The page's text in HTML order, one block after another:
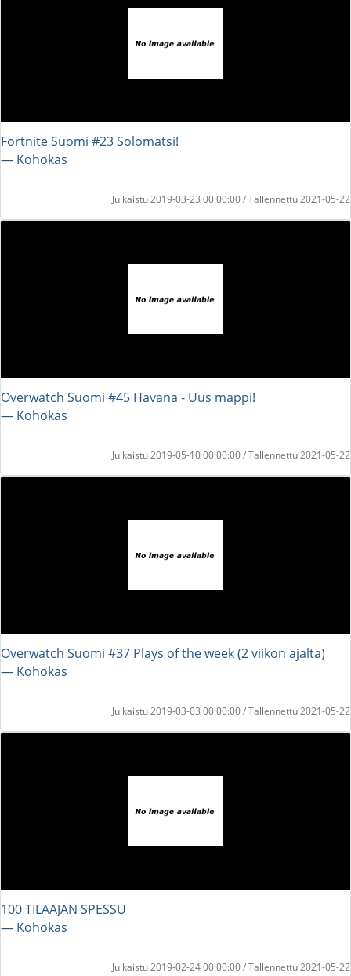
Fortnite Suomi #23 Solomatsi!
― Kohokas
Julkaistu 2019-03-23 00:00:00 / Tallennettu 2021-05-22
Overwatch Suomi #45 Havana - Uus mappi!
― Kohokas
Julkaistu 2019-05-10 00:00:00 / Tallennettu 2021-05-22
Overwatch Suomi #37 Plays of the week (2 viikon ajalta)
― Kohokas
Julkaistu 2019-03-03 00:00:00 / Tallennettu 2021-05-22
100 TILAAJAN SPESSU
― Kohokas
Julkaistu 2019-02-24 00:00:00 / Tallennettu 2021-05-22